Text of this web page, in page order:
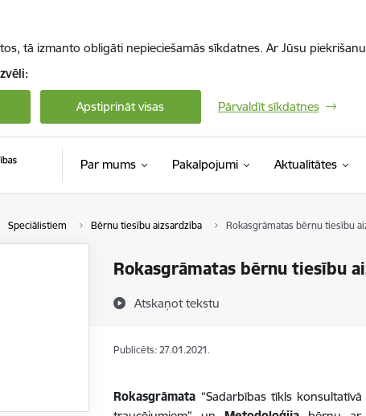
tā izmanto obligāti nepieciešamās sīkdatnes. Ar Jūsu
Apstiprināt visas Pārvaldīt sīkdatnes
Par mums Pakalpojumi Aktualitātes
Speciālistiem Bērnu tiesību aizsardzība Rokasgrāmatas bērnu tiesību
Rokasgrāmatas bērnu tiesību
Atskaņot tekstu
Publicēts: 27.01.2021.
Rokasgrāmata “Sadarbības tīkls